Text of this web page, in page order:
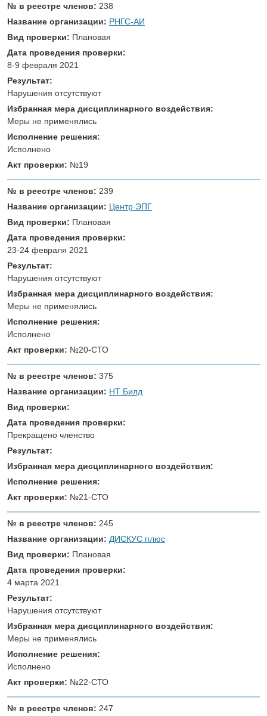
№ в реестре членов: 238
Название организации: РНГС-АИ
Вид проверки: Плановая
Дата проведения проверки:
8-9 февраля 2021
Результат:
Нарушения отсутствуют
Избранная мера дисциплинарного воздействия:
Меры не применялись
Исполнение решения:
Исполнено
Акт проверки: №19
№ в реестре членов: 239
Название организации: Центр ЭПГ
Вид проверки: Плановая
Дата проведения проверки:
23-24 февраля 2021
Результат:
Нарушения отсутствуют
Избранная мера дисциплинарного воздействия:
Меры не применялись
Исполнение решения:
Исполнено
Акт проверки: №20-СТО
№ в реестре членов: 375
Название организации: НТ Билд
Вид проверки:
Дата проведения проверки:
Прекращено членство
Результат:
Избранная мера дисциплинарного воздействия:
Исполнение решения:
Акт проверки: №21-СТО
№ в реестре членов: 245
Название организации: ДИСКУС плюс
Вид проверки: Плановая
Дата проведения проверки:
4 марта 2021
Результат:
Нарушения отсутствуют
Избранная мера дисциплинарного воздействия:
Меры не применялись
Исполнение решения:
Исполнено
Акт проверки: №22-СТО
№ в реестре членов: 247